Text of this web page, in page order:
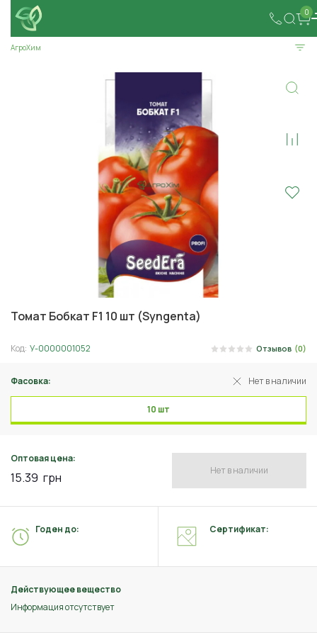
0
АгроХим
Томат Бобкат F1 10 шт (Syngenta)
Код: У-0000001052 Отзывов (0)
Фасовка: Нет в наличии
10 шт
Оптовая цена:
15.39 грн Нет в наличии
Действующее вещество
Информация отсутствует
Годен до: Сертификат: